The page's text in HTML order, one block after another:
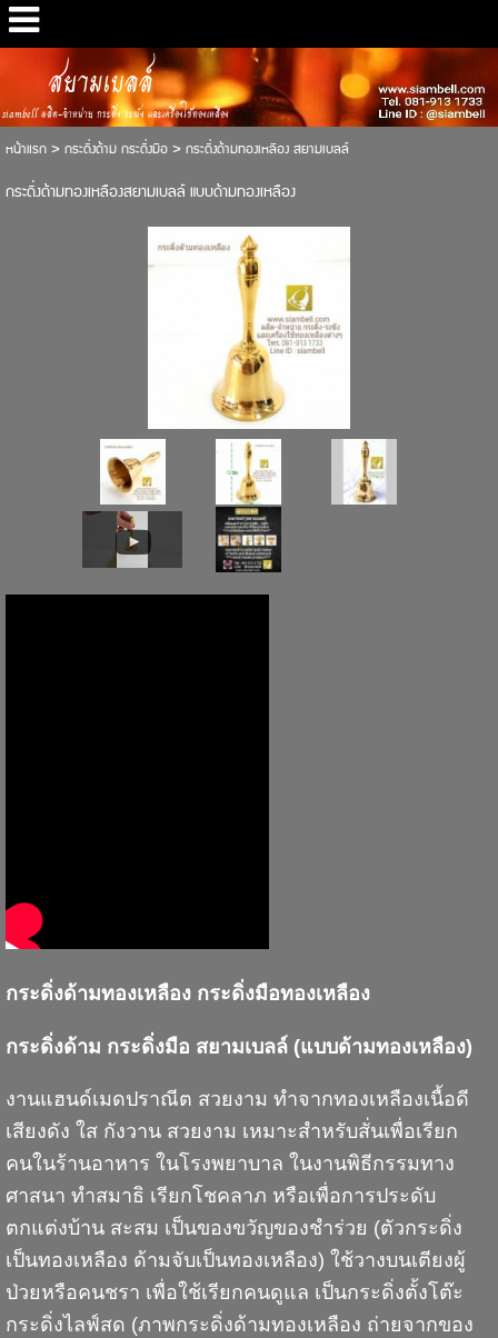
สยามเบลล์
siambell ผลิต-จำหน่าย กระดิ่ง ระฆัง และเครื่องใช้ทองเหลือง
หน้าแรก> กระดิ่งด้าม กระดิ่งมือ> กระดิ่งด้ามทองเหลือง สยามเบลล์
กระดิ่งด้ามทองเหลืองสยามเบลล์ แบบด้ามทองเหลือง
กระดิ่งด้ามทองเหลือง กระดิ่งมือทองเหลือง
กระดิ่งด้าม กระดิ่งมือ สยามเบลล์ (แบบด้ามทองเหลือง)
งานแฮนด์เมดปราณีต สวยงาม ทำจากทองเหลืองเนื้อดี
เสียงดัง ใส กังวาน สวยงาม เหมาะสำหรับสั่นเพื่อเรียก
คนในร้านอาหาร ในโรงพยาบาล ในงานพิธีกรรมทาง
ศาสนา ทำสมาธิ เรียกโชคลาภ หรือเพื่อการประดับ
ตกแต่งบ้าน สะสม เป็นของขวัญของชำร่วย (ตัวกระดิ่ง
เป็นทองเหลือง ด้ามจับเป็นทองเหลือง) ใช้วางบนเตียงผู้
ป่วยหรือคนชรา เพื่อใช้เรียกคนดูแล เป็นกระดิ่งตั้งโต๊ะ
กระดิ่งไลฟ์สด (ภาพกระดิ่งด้ามทองเหลือง ถ่ายจากของ